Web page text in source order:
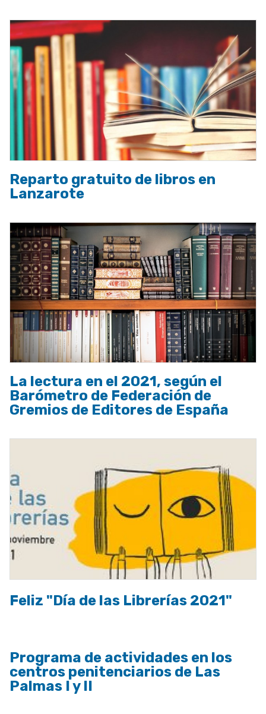
Reparto gratuito de libros en
Lanzarote
La lectura en el 2021, según el
Barómetro de Federación de
Gremios de Editores de España
Feliz "Día de las Librerías 2021"
Programa de actividades en los
centros penitenciarios de Las
Palmas I y II